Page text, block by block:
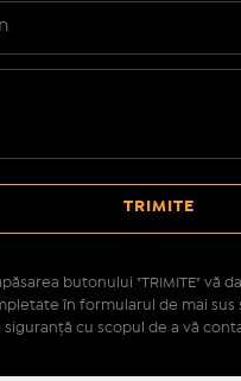
butonului "TRIMITE" vă
în formularul de mai sus
cu scopul de a vă